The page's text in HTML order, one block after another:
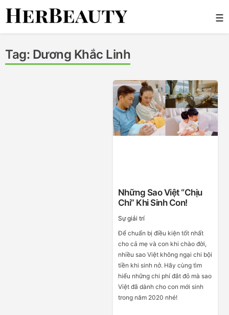
Skip
☰
Tag: Dương Khắc Linh
Những Sao Việt “chịu
Chi” Khi Sinh Con!
Sự giải trí
Để chuẩn bị điều kiện tốt nhất
cho cả mẹ và con khi chào đời,
nhiều sao Việt không ngại chi bội
tiền khi sinh nở. Hãy cùng tìm
hiểu những chi phí đắt đỏ mà sao
Việt đã dành cho con mới sinh
trong năm 2020 nhé!